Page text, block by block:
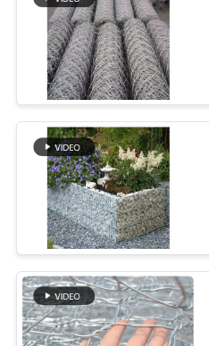
工
ー
品